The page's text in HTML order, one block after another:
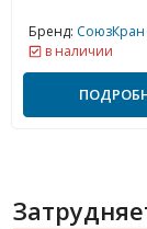
Бренд: СоюзКран
в наличии